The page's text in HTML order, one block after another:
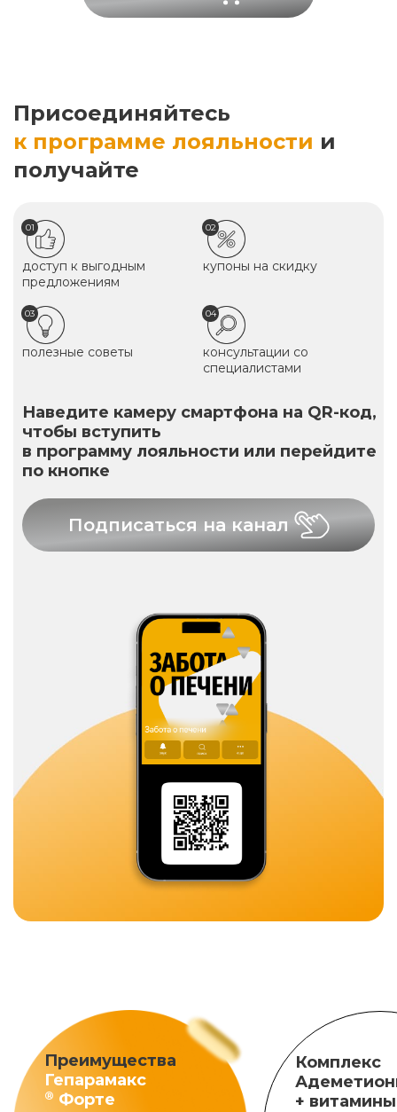
Присоединяйтесь
к программе лояльности и
получайте
01
доступ к выгодным
предложениям
02
купоны на скидку
03
полезные советы
04
консультации со
специалистами
Наведите камеру смартфона на QR-код,
чтобы вступить
в программу лояльности или перейдите
по кнопке
Подписаться на канал
Преимущества
Гепарамакс
® Форте
Комплекс
+